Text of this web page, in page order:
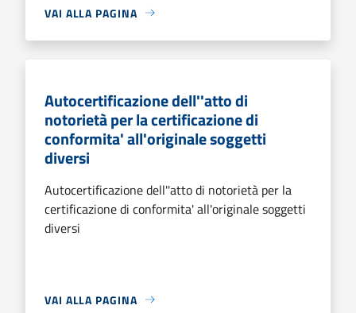
VAI ALLA PAGINA
Autocertificazione dell''atto di
notorietà per la certificazione di
conformita' all'originale soggetti
diversi
Autocertificazione dell''atto di notorietà per la
certificazione di conformita' all'originale soggetti
diversi
VAI ALLA PAGINA